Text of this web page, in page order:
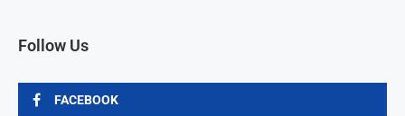
Follow Us
FACEBOOK